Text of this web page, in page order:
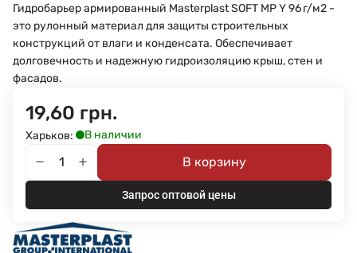
Гидробарьер армированный Masterplast SOFT MP Y 96 г/м2 -
это рулонный материал для защиты строительных
конструкций от влаги и конденсата. Обеспечивает
долговечность и надежную гидроизоляцию крыш, стен и
фасадов.
19,60 грн.
Харьков: В наличии
В корзину
Запрос оптовой цены